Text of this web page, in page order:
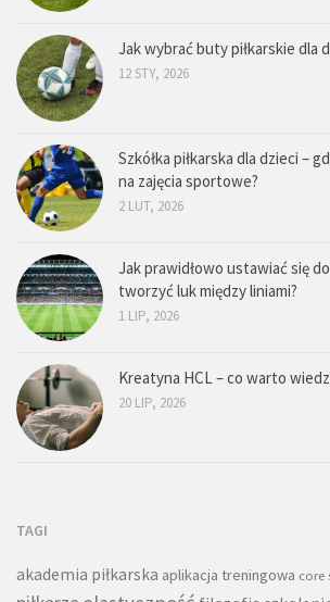
Jak wybrać buty piłkarskie dla
12 STY, 2026
Szkółka piłkarska dla dzieci –
na zajęcia sportowe?
2 LUT, 2026
Jak prawidłowo ustawiać się
tworzyć luk między liniami?
1 LIP, 2026
Kreatyna HCL – co warto
20 LIP, 2026
TAGI
akademia piłkarska aplikacja treningowa core